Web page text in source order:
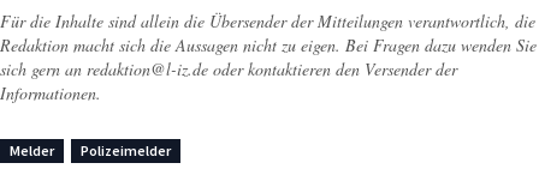
Für die Inhalte sind allein die Übersender der Mitteilungen verantwortlich, die
Redaktion macht sich die Aussagen nicht zu eigen. Bei Fragen dazu wenden Sie
sich gern an redaktion@l-iz.de oder kontaktieren den Versender der
Informationen.
Melder Polizeimelder